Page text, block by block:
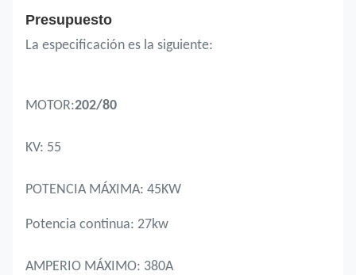
Presupuesto
La especificación es la siguiente:
MOTOR:202/80
KV: 55
POTENCIA MÁXIMA: 45KW
Potencia continua: 27kw
AMPERIO MÁXIMO: 380A